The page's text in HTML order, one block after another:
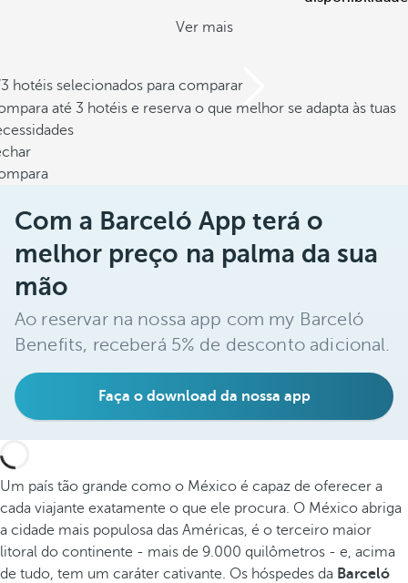
Ver mais
hotéis selecionados para comparar
até 3 hotéis e reserva o que melhor se adapta às tuas
Com a Barceló App terá o
melhor preço na palma da sua
mão
Ao reservar na nossa app com my Barceló
Benefits, receberá 5% de desconto adicional.
Faça o download da nossa app
Um país tão grande como o México é capaz de oferecer a
cada viajante exatamente o que ele procura. O México abriga
a cidade mais populosa das Américas, é o terceiro maior
litoral do continente - mais de 9.000 quilômetros - e, acima
de tudo, tem um caráter cativante. Os hóspedes da Barceló